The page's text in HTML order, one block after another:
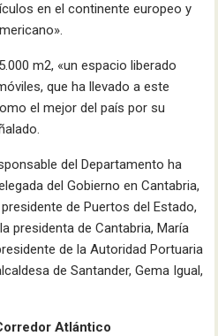
en el continente europeo y
m2, «un espacio liberado
que ha llevado a este
el mejor del país por su
del Departamento ha
del Gobierno en Cantabria,
de Puertos del Estado,
presidenta de Cantabria, María
de la Autoridad Portuaria
de Santander, Gema Igual,
Atlántico